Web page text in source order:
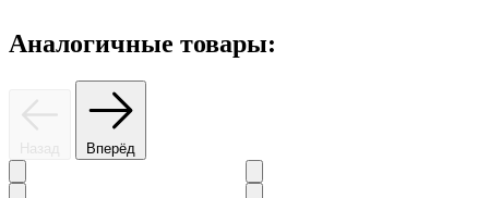
Аналогичные товары:
Назад Вперёд